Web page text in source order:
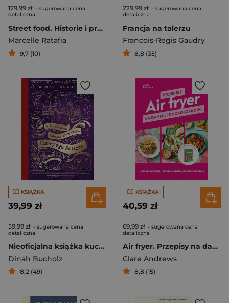
129,99 zł - sugerowana cena
detaliczna
Street food. Historie i przepisy z ulic świata
Marcelle Ratafia
9,7 (10)
229,99 zł - sugerowana cena
detaliczna
Francja na talerzu
Francois-Regis Gaudry
8,8 (35)
KSIĄŻKA
39,99 zł
59,99 zł - sugerowana cena
detaliczna
Nieoficjalna książka kucharska Harry'ego Pottera. Od kociołkowych piegusków do ambrozji: 200 magicznych przepisów dla czarodziejów i mugoli
Dinah Bucholz
8,2 (49)
KSIĄŻKA
40,59 zł
69,99 zł - sugerowana cena
detaliczna
Air fryer. Przepisy na dania jednokoszykowe
Clare Andrews
8,8 (15)